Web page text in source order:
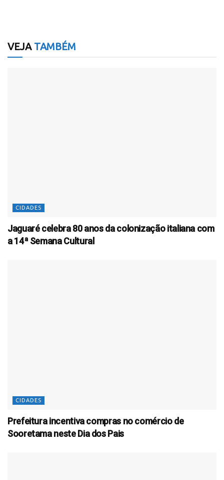
VEJATAMBÉM
CIDADES
Jaguaré celebra 80 anos da colonização italiana com
a 14ª Semana Cultural
CIDADES
Prefeitura incentiva compras no comércio de
Sooretama neste Dia dos Pais